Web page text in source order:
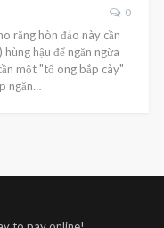
0
rằng hòn đảo này cần
hậu để ngăn ngừa
một "tổ ong bắp cày"
ngăn…